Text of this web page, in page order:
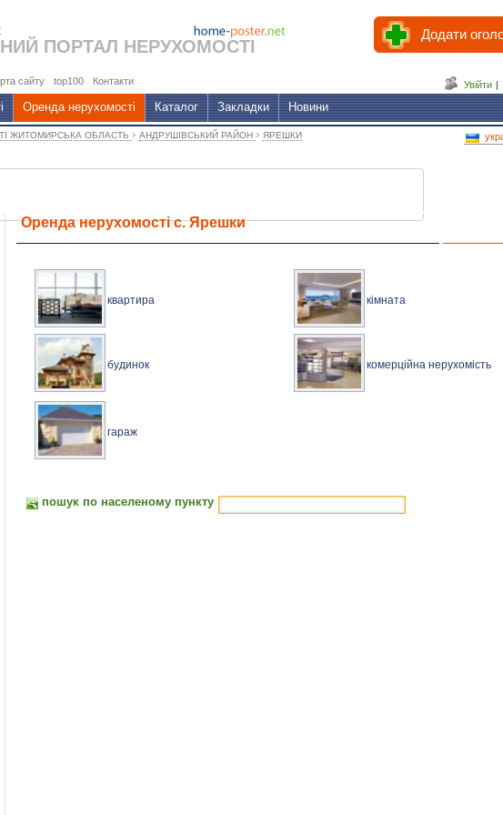
ПОРТАЛ НЕРУХОМОСТІ
Додати
сайту top100 Контакти Увійти |
Оренда нерухомості Каталог Закладки Новини
ЖИТОМИРСЬКА ОБЛАСТЬ › АНДРУШІВСЬКИЙ РАЙОН › ЯРЕШКИ
Оренда нерухомості с. Ярешки
квартира кімната
будинок комерційна нерухомість
гараж
пошук по населеному пункту